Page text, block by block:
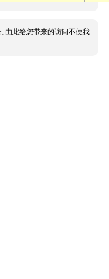
由此给您带来的访问不便我